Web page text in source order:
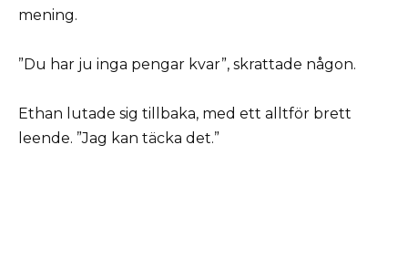
mening.
”Du har ju inga pengar kvar”, skrattade någon.
Ethan lutade sig tillbaka, med ett alltför brett
leende. ”Jag kan täcka det.”